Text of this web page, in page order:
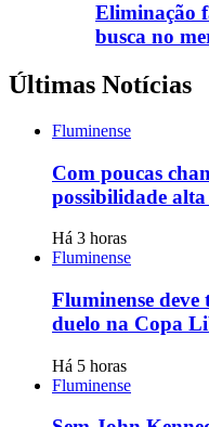
Eliminação
busca no
Últimas Notícias
Fluminense
Com poucas
possibilidade
Há 3 horas
Fluminense
Fluminense
duelo na Copa
Há 5 horas
Fluminense